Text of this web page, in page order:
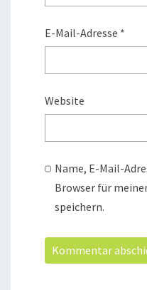
E-Mail-Adresse *
Website
Name, E-Mail-
Browser für
speichern.